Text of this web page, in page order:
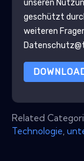
unseren
geschützt
weiteren
Related
Technologie